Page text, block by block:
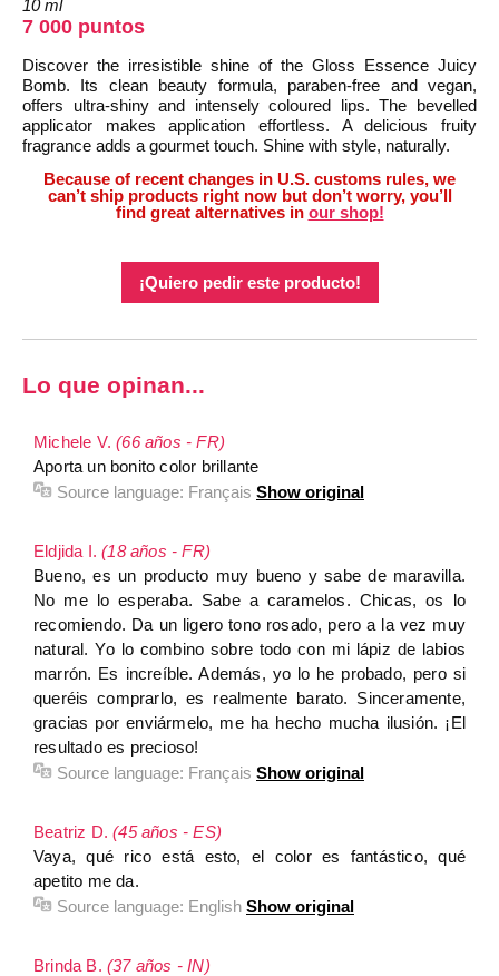
10 ml
7 000 puntos
Discover the irresistible shine of the Gloss Essence Juicy
Bomb. Its clean beauty formula, paraben-free and vegan,
offers ultra-shiny and intensely coloured lips. The bevelled
applicator makes application effortless. A delicious fruity
fragrance adds a gourmet touch. Shine with style, naturally.
Because of recent changes in U.S. customs rules, we
can’t ship products right now but don’t worry, you’ll
find great alternatives in our shop!
¡Quiero pedir este producto!
Lo que opinan...
Michele V.(66 años - FR)
Aporta un bonito color brillante
Source language: Français Show original
Eldjida I.(18 años - FR)
Bueno, es un producto muy bueno y sabe de maravilla.
No me lo esperaba. Sabe a caramelos. Chicas, os lo
recomiendo. Da un ligero tono rosado, pero a la vez muy
natural. Yo lo combino sobre todo con mi lápiz de labios
marrón. Es increíble. Además, yo lo he probado, pero si
queréis comprarlo, es realmente barato. Sinceramente,
gracias por enviármelo, me ha hecho mucha ilusión. ¡El
resultado es precioso!
Source language: Français Show original
Beatriz D.(45 años - ES)
Vaya, qué rico está esto, el color es fantástico, qué
apetito me da.
Source language: English Show original
Brinda B. (37 años - IN)